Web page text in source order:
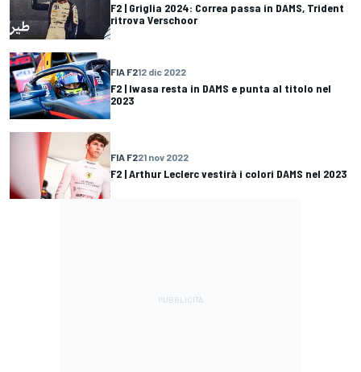
F2 | Griglia 2024: Correa passa in DAMS, Trident
ritrova Verschoor
FIA F212 dic 2022
F2 | Iwasa resta in DAMS e punta al titolo nel
2023
FIA F221 nov 2022
F2 | Arthur Leclerc vestirà i colori DAMS nel 2023